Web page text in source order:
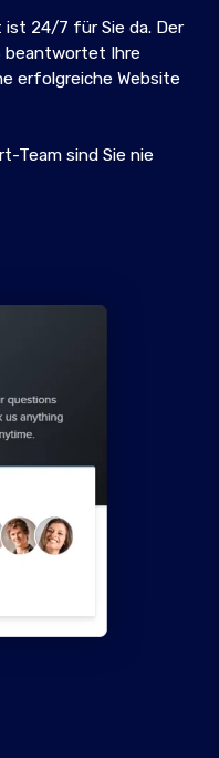
24/7 für Sie da. Der
beantwortet Ihre
erfolgreiche Website
Team sind Sie nie